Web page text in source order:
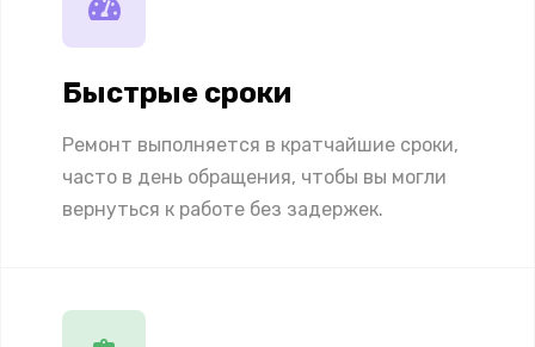
Быстрые сроки
Ремонт выполняется в кратчайшие сроки,
часто в день обращения, чтобы вы могли
вернуться к работе без задержек.